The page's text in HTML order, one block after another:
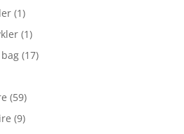
(1)
(1)
(17)
(59)
(9)